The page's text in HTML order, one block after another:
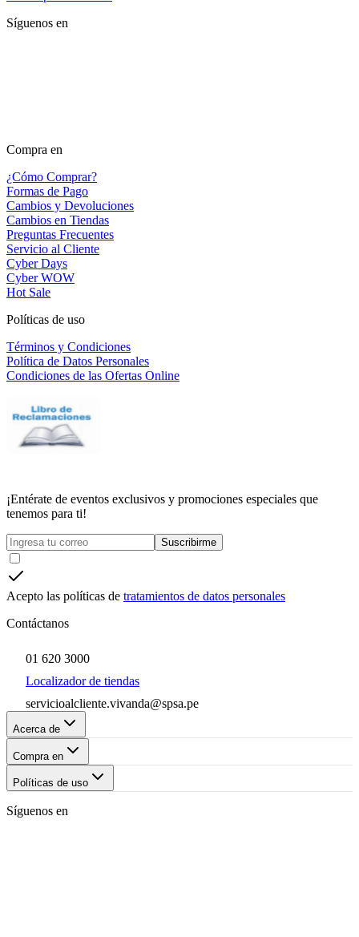
Síguenos en
Compra en
¿Cómo Comprar?
Formas de Pago
Cambios y Devoluciones
Cambios en Tiendas
Preguntas Frecuentes
Servicio al Cliente
Cyber Days
Cyber WOW
Hot Sale
Políticas de uso
Términos y Condiciones
Política de Datos Personales
Condiciones de las Ofertas Online
¡Entérate de eventos exclusivos y promociones especiales que
tenemos para ti!
Suscribirme
Acepto las políticas de tratamientos de datos personales
Contáctanos
01 620 3000
Localizador de tiendas
servicioalcliente.vivanda@spsa.pe
Acerca de
Compra en
Políticas de uso
Síguenos en